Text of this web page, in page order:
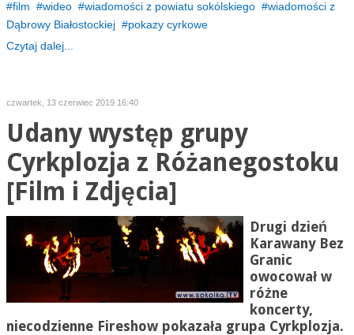
film
wideo wiadomości z powiatu sokólskiego
wiadomości z
Dąbrowy Białostockiej
pokazy cyrkowe
Czytaj dalej...
czwartek, 13 czerwiec 2019 16:40
Udany występ grupy
Cyrkplozja z Różanegostoku
[Film i Zdjęcia]
Drugi dzień
Karawany Bez
Granic
owocował w
różne
koncerty,
niecodzienne Fireshowpokazała grupa Cyrkplozja.